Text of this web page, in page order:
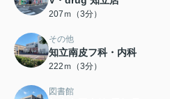
207ｍ（3分）
その他
知立南皮フ科・内科
222ｍ（3分）
図書館